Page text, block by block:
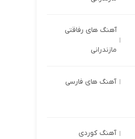
آهنگ های رفاقتی
مازندرانی
آهنگ های فارسی
آهنگ کوردی